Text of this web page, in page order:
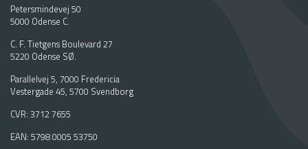
Petersmindevej 50
5000 Odense C.
C. F. Tietgens Boulevard 27
5220 Odense SØ.
Parallelvej 5, 7000 Fredericia
Vestergade 45, 5700 Svendborg
CVR: 3712 7655
EAN: 5798 0005 53750